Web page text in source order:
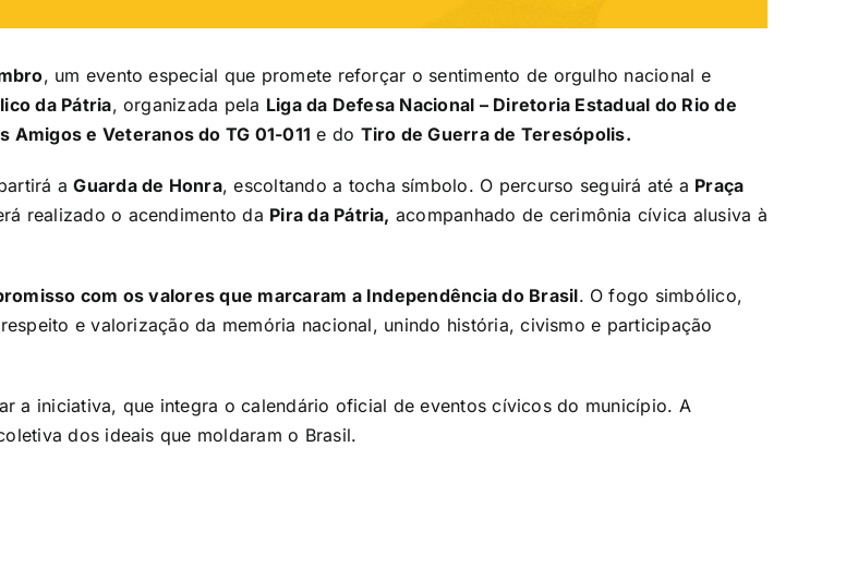
, um evento especial que promete reforçar o sentimento de orgulho nacional e
da Pátria, organizada pela Liga da Defesa Nacional – Diretoria Estadual do Rio de
Amigos e Veteranos do TG 01-011 e do Tiro de Guerra de Teresópolis.
aGuarda de Honra, escoltando a tocha símbolo. O percurso seguirá até a Praça
realizado o acendimento da Pira da Pátria, acompanhado de cerimônia cívica alusiva à
com os valores que marcaram a Independência do Brasil. O fogo simbólico,
e valorização da memória nacional, unindo história, civismo e participação
a iniciativa, que integra o calendário oficial de eventos cívicos do município. A
dos ideais que moldaram o Brasil.